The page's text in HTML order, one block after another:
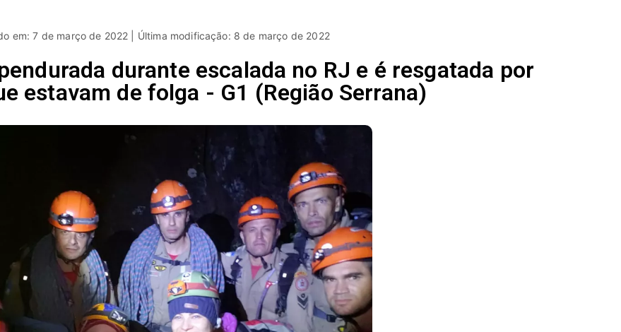
em: 7 de março de 2022 | Última modificação: 8 de março de 2022
durante escalada no RJ e é resgatada por
estavam de folga - G1 (Região Serrana)